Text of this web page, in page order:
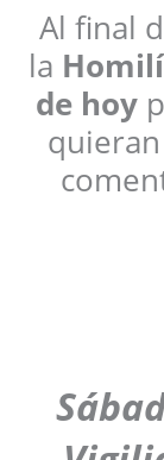
Al final
la
de hoy